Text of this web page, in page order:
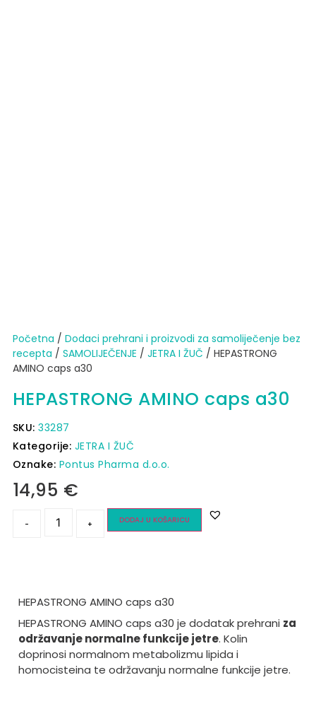
Početna / Dodaci prehrani i proizvodi za samoliječenje bez
recepta / SAMOLIJEČENJE / JETRA I ŽUČ / HEPASTRONG
AMINO caps a30
HEPASTRONG AMINO caps a30
SKU:33287
Kategorije: JETRA I ŽUČ
Oznake: Pontus Pharma d.o.o.
14,95 €
- + DODAJ U KOŠARICU
HEPASTRONG AMINO caps a30
HEPASTRONG AMINO caps a30 je dodatak prehrani za
održavanje normalne funkcije jetre. Kolin
doprinosi normalnom metabolizmu lipida i
homocisteina te održavanju normalne funkcije jetre.